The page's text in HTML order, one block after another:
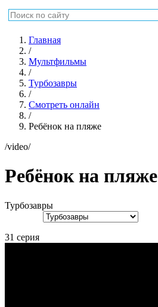
Главная
/
Мультфильмы
/
Турбозавры
/
Смотреть онлайн
/
Ребёнок на пляже
/video/
Ребёнок на пляже
Турбозавры
31 серия